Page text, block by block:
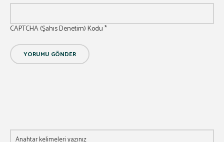
CAPTCHA (Şahıs Denetim) Kodu*